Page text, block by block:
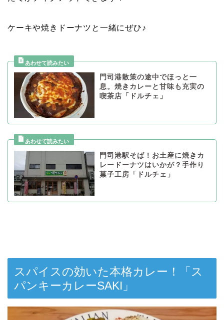
ケーキや焼きドーナツと一緒にぜひ♪
門司港散策の途中でほっと一
息。焼きカレーと甘味も充実の
喫茶店「ドルチェ」
門司港駅そば！お土産に焼きカ
レードーナツはいかが？手作り
菓子工房「ドルチェ」
スパイスの効いた本格カレー！「ス
パンキーカレーSAKI」